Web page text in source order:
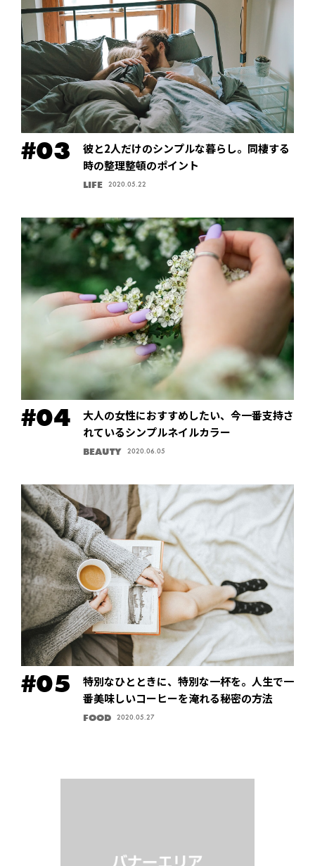
彼と2人だけのシンプルな暮らし。同棲する
時の整理整頓のポイント
LIFE 2020.05.22
大人の女性におすすめしたい、今一番支持さ
れているシンプルネイルカラー
BEAUTY 2020.06.05
特別なひとときに、特別な一杯を。人生で一
番美味しいコーヒーを淹れる秘密の方法
FOOD 2020.05.27